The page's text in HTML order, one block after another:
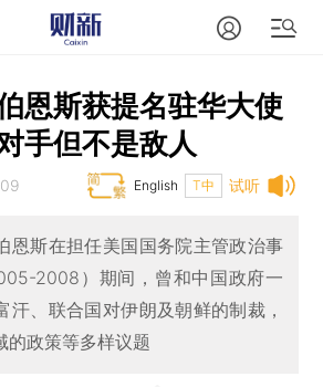
恩斯获提名驻华大使
手但不是敌人
试听
T中
English
恩斯在担任美国国务院主管政治事
2008）期间，曾和中国政府一
汗、联合国对伊朗及朝鲜的制裁，
的政策等多样议题